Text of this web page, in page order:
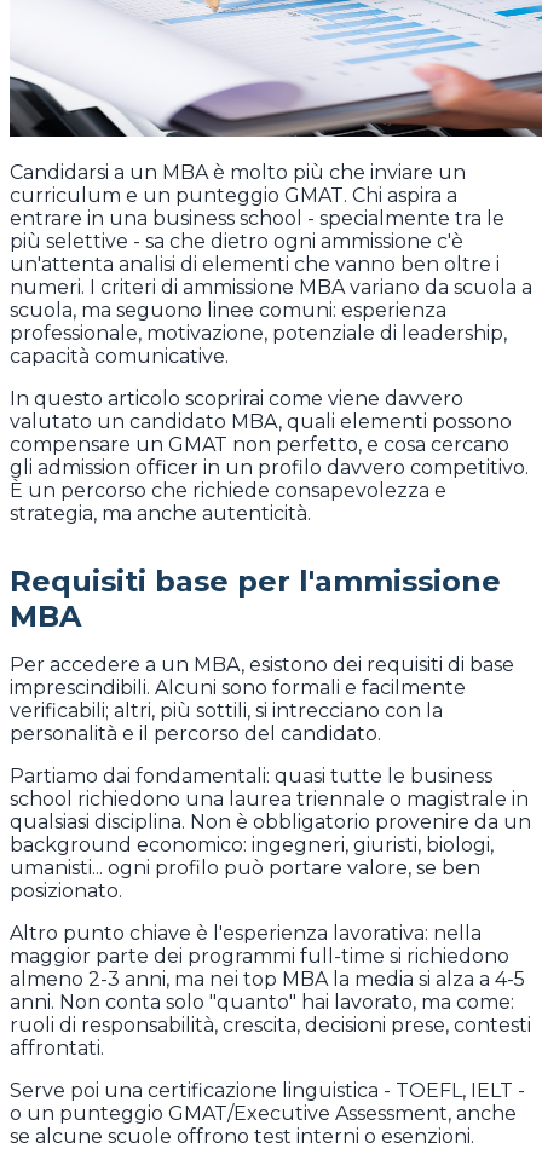
Candidarsi a un MBA è molto più che inviare un
curriculum e un punteggio GMAT. Chi aspira a
entrare in una business school - specialmente tra le
più selettive - sa che dietro ogni ammissione c'è
un'attenta analisi di elementi che vanno ben oltre i
numeri. I criteri di ammissione MBA variano da scuola a
scuola, ma seguono linee comuni: esperienza
professionale, motivazione, potenziale di leadership,
capacità comunicative.
In questo articolo scoprirai come viene davvero
valutato un candidato MBA, quali elementi possono
compensare un GMAT non perfetto, e cosa cercano
gli admission officer in un profilo davvero competitivo.
È un percorso che richiede consapevolezza e
strategia, ma anche autenticità.
Requisiti base per l'ammissione
MBA
Per accedere a un MBA, esistono dei requisiti di base
imprescindibili. Alcuni sono formali e facilmente
verificabili; altri, più sottili, si intrecciano con la
personalità e il percorso del candidato.
Partiamo dai fondamentali: quasi tutte le business
school richiedono una laurea triennale o magistrale in
qualsiasi disciplina. Non è obbligatorio provenire da un
background economico: ingegneri, giuristi, biologi,
umanisti... ogni profilo può portare valore, se ben
posizionato.
Altro punto chiave è l'esperienza lavorativa: nella
maggior parte dei programmi full-time si richiedono
almeno 2-3 anni, ma nei top MBA la media si alza a 4-5
anni. Non conta solo "quanto" hai lavorato, ma come:
ruoli di responsabilità, crescita, decisioni prese, contesti
affrontati.
Serve poi una certificazione linguistica - TOEFL, IELT -
o un punteggio GMAT/Executive Assessment, anche
se alcune scuole offrono test interni o esenzioni.